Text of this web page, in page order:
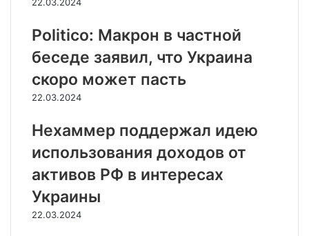
Politico: Макрон в частной
беседе заявил, что Украина
скоро может пасть
22.03.2024
Нехаммер поддержал идею
использования доходов от
активов РФ в интересах
Украины
22.03.2024